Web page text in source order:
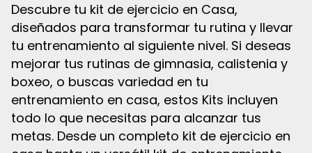
Descubre tu kit de ejercicio en Casa,
diseñados para transformar tu rutina y llevar
tu entrenamiento al siguiente nivel. Si deseas
mejorar tus rutinas de gimnasia, calistenia y
boxeo, o buscas variedad en tu
entrenamiento en casa, estos Kits incluyen
todo lo que necesitas para alcanzar tus
metas. Desde un completo kit de ejercicio en